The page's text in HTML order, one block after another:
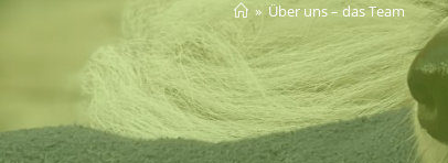
» Über uns – das Team